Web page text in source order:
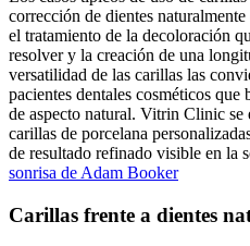
corrección de dientes
el tratamiento de la decoloración
resolver y la creación de una
versatilidad de las carillas las
pacientes dentales cosméticos que
de aspecto natural. Vitrin Clinic se
carillas de porcelana
de resultado refinado visible en la
sonrisa de Adam Booker
Carillas frente a dientes